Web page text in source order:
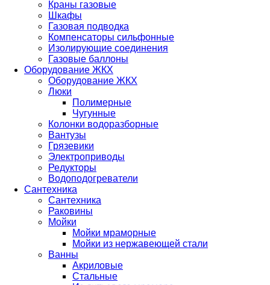
Краны газовые
Шкафы
Газовая подводка
Компенсаторы сильфонные
Изолирующие соединения
Газовые баллоны
Оборудование ЖКХ
Оборудование ЖКХ
Люки
Полимерные
Чугунные
Колонки водоразборные
Вантузы
Грязевики
Электроприводы
Редукторы
Водоподогреватели
Сантехника
Сантехника
Раковины
Мойки
Мойки мраморные
Мойки из нержавеющей стали
Ванны
Акриловые
Стальные